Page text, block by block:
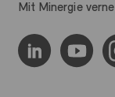
Mit Minergie